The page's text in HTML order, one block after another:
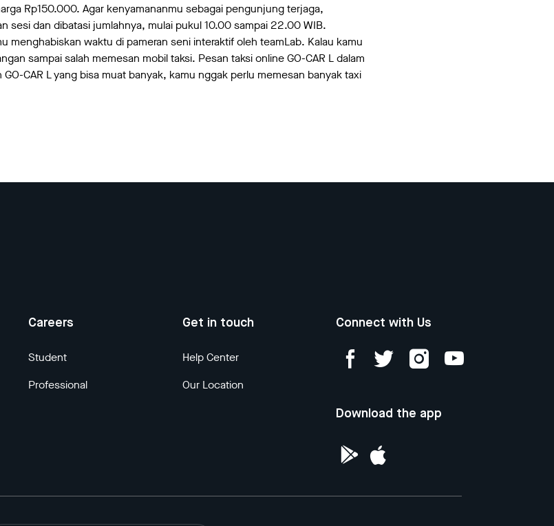
Rp150.000. Agar kenyamananmu sebagai pengunjung terjaga,
sesi dan dibatasi jumlahnya, mulai pukul 10.00 sampai 22.00 WIB.
menghabiskan waktu di pameran seni interaktif oleh teamLab. Kalau kamu
sampai salah memesan mobil taksi. Pesan taksi online GO-CAR L dalam
CAR L yang bisa muat banyak, kamu nggak perlu memesan banyak taxi
Careers
Student
Professional
Get in touch
Help Center
Our Location
Connect with Us
Download the app